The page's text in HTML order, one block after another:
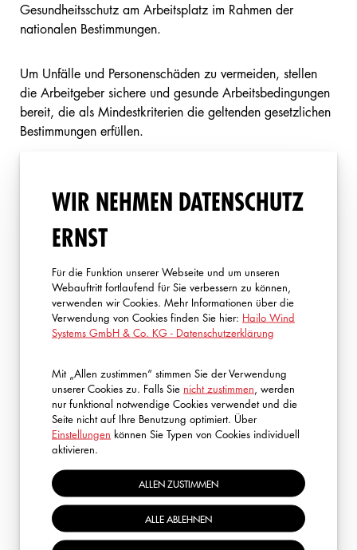
Gesundheitsschutz am Arbeitsplatz im Rahmen der
nationalen Bestimmungen.
Um Unfälle und Personenschäden zu vermeiden, stellen
die Arbeitgeber sichere und gesunde Arbeitsbedingungen
bereit, die als Mindestkriterien die geltenden gesetzlichen
Bestimmungen erfüllen.
Weiterentwicklung zur Verbesserung der Arbeitswelt.
Arbeitszeit
Das Unternehmen hält die Arbeitsnormen hinsichtlich der
höchst zulässigen Arbeitszeit und der Vergütung,
insbesondere hinsichtlich des Vergütungsniveaus, gemäß
den geltenden Gesetzen und Bestimmungen ein.
Vergütung
Die Vergütung einschließlich Löhne, Überstunden und
Nebenleistungen erfolgt zumindest in der im geltenden
Recht und Gesetz festgelegten Höhe oder liegt darüber.
Belästigung
WIR NEHMEN DATENSCHUTZ
ERNST
Für die Funktion unserer Webseite und um unseren
Webauftritt fortlaufend für Sie verbessern zu können,
verwenden wir Cookies. Mehr Informationen über die
Verwendung von Cookies finden Sie hier: Hailo Wind
Systems GmbH & Co. KG - Datenschutzerklärung
Mit „Allen zustimmen“ stimmen Sie der Verwendung
unserer Cookies zu. Falls Sie nicht zustimmen , werden
nur funktional notwendige Cookies verwendet und die
Seite nicht auf Ihre Benutzung optimiert. Über
Einstellungen können Sie Typen von Cookies individuell
aktivieren.
ALLEN ZUSTIMMEN
ALLE ABLEHNEN